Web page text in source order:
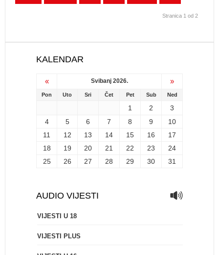
Stranica 1 od 2
KALENDAR
« Svibanj 2026. »
Pon Uto Sri Čet Pet Sub Ned
1 2
3
4
5 6 7 8 9
10
11
12 13 14 15 16
17
18
19 20 21 22 23
24
25
26 27 28 29 30 31
AUDIO VIJESTI
VIJESTI U 18
VIJESTI PLUS